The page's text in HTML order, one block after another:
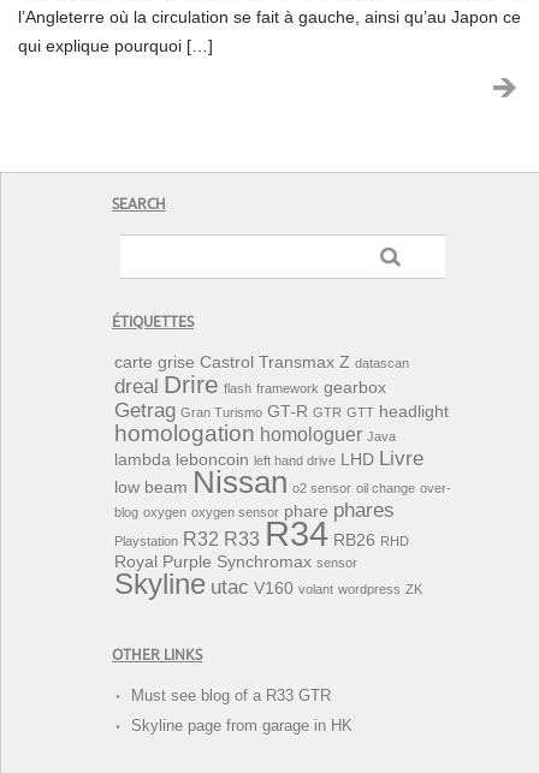
l’Angleterre où la circulation se fait à gauche, ainsi qu’au Japon ce
qui explique pourquoi […]
SEARCH
ÉTIQUETTES
carte grise Castrol Transmax Z datascan
dreal Drire flash framework gearbox
Getrag Gran Turismo GT-R GTR GTT headlight
homologation homologuer Java
lambda leboncoin left hand drive LHD Livre
low beam Nissan o2 sensor oil change over-
blog oxygen oxygen sensor phare phares
Playstation R32 R33 R34 RB26 RHD
Royal Purple Synchromax sensor
Skyline utac V160 volant wordpress ZK
OTHER LINKS
Must see blog of a R33 GTR
Skyline page from garage in HK